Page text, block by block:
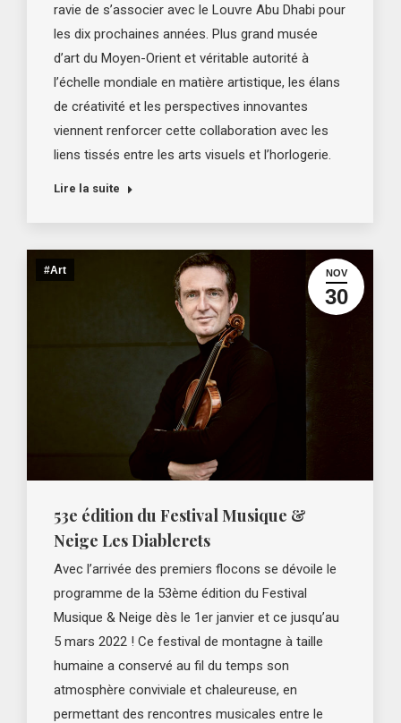
ravie de s’associer avec le Louvre Abu Dhabi pour
les dix prochaines années. Plus grand musée
d’art du Moyen-Orient et véritable autorité à
l’échelle mondiale en matière artistique, les élans
de créativité et les perspectives innovantes
viennent renforcer cette collaboration avec les
liens tissés entre les arts visuels et l’horlogerie.
Lire la suite
NOV
30
#Art
53e édition du Festival Musique &
Neige Les Diablerets
Avec l’arrivée des premiers flocons se dévoile le
programme de la 53ème édition du Festival
Musique & Neige dès le 1er janvier et ce jusqu’au
5 mars 2022 ! Ce festival de montagne à taille
humaine a conservé au fil du temps son
atmosphère conviviale et chaleureuse, en
permettant des rencontres musicales entre le